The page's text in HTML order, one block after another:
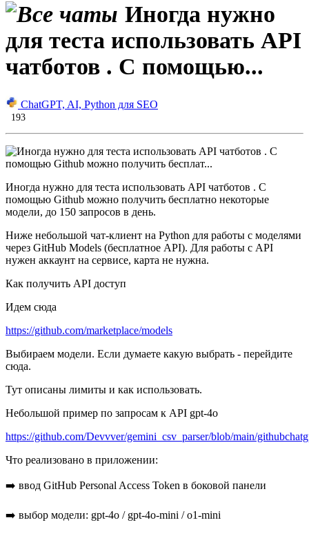
Иногда нужно
для теста использовать API
чатботов . С помощью...
ChatGPT, AI, Python для SEO
193
Иногда нужно для теста использовать API чатботов . С
помощью Github можно получить бесплатно некоторые
модели, до 150 запросов в день.
Ниже небольшой чат-клиент на Python для работы с моделями
через GitHub Models (бесплатное API). Для работы с API
нужен аккаунт на сервисе, карта не нужна.
Как получить API доступ
Идем сюда
https://github.com/marketplace/models
Выбираем модели. Если думаете какую выбрать - перейдите
сюда.
Тут описаны лимиты и как использовать.
Небольшой пример по запросам к API gpt-4o
https://github.com/Devvver/gemini_csv_parser/blob/main/
Что реализовано в приложении:
➡️ ввод GitHub Personal Access Token в боковой панели
➡️ выбор модели: gpt-4o / gpt-4o-mini / o1-mini